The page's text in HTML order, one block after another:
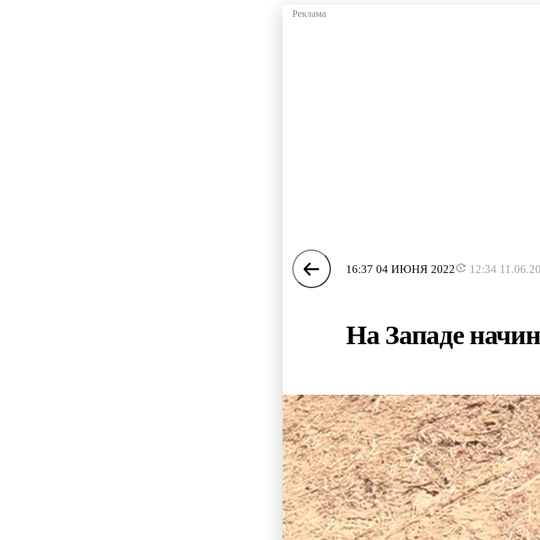
16:37 04 ИЮНЯ 2022 12:34
На Западе